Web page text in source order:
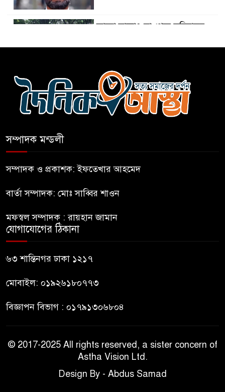
কারো সাক্ষাৎ না পেয়ে সচিবালয়
এআই বক্তব্য দিয়েছে শেখ হাসিনা
৬
সচিবালয় অভিমুখে ১১ দলীয়
হাসিনাকে সংবাদমাধ্যমে কথা বলার
জুলাই গণঅভ্যুত্থান দিবসের
অনুষ্ঠানস্থল থেকে বের করে
৯
১০
সম্পাদক মন্ডলী
সম্পাদক ও প্রকাশক: ইফতেখার আহমেদ
বার্তা সম্পাদক: মোঃ সাব্বির শাওন
মফস্বল সম্পাদক : রায়হান জামান
যোগাযোগের ঠিকানা
৬৩ শান্তিনগর ঢাকা ১২১৭
মোবাইল: ০১৯২৬১৮০৭৭৩
বিজ্ঞাপন বিভাগ : ০১৭৯১৩০৬৮০৪
© 2017-2025 All rights reserved, a sister concern of
Astha Vision Ltd.
Design By - Abdus Samad